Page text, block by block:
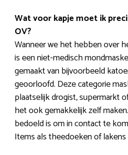
Wat voor kapje moet ik
OV?
Wanneer we het hebben over
is een niet-medisch
gemaakt van bijvoorbeeld
geoorloofd. Deze categorie
plaatselijk drogist, supermarkt
het ook gemakkelijk zelf
bedoeld is om in contact te
Items als theedoeken of lakens